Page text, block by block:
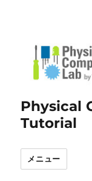
Physical
Tutorial
メニュー